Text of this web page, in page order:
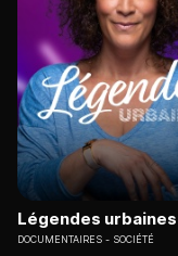
Légendes urbaines
DOCUMENTAIRES SOCIÉTÉ